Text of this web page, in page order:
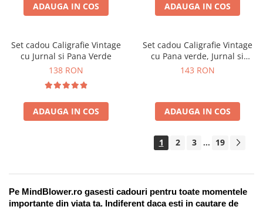
ADAUGA IN COS ADAUGA IN COS
Set cadou Caligrafie Vintage
cu Jurnal si Pana Verde
138 RON
ADAUGA IN COS
Set cadou Caligrafie Vintage
cu Pana verde, Jurnal si
Suport pentru stilou, 9 piese
143 RON
ADAUGA IN COS
1 2 3 ... 19
Pe MindBlower.ro gasesti cadouri pentru toate momentele
importante din viata ta. Indiferent daca esti in cautare de